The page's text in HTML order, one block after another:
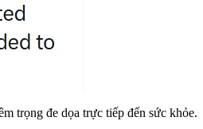
trọng đe dọa trực tiếp đến sức khỏe.